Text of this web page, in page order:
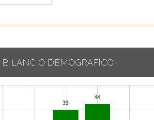
BILANCIO DEMOGRAFICO